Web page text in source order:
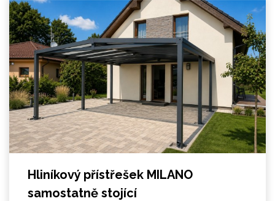
Hliníkový přístřešek MILANO
samostatně stojící